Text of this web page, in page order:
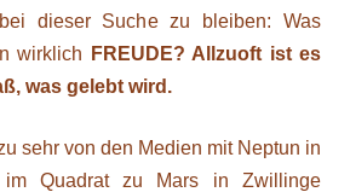
bei dieser Suche zu bleiben: Was
wirklich
FREUDE? Allzuoft ist es
was gelebt wird.
sehr von den Medien mit Neptun in
im Quadrat zu Mars in Zwillinge